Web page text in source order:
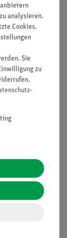
englischer
analysieren.
Cookies.
Sie
zu